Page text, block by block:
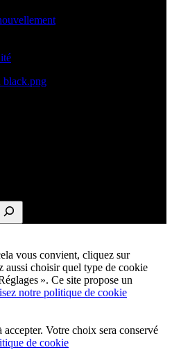
vous convient, cliquez sur
aussi choisir quel type de cookie
». Ce site propose un
notre politique de cookie
Votre choix sera conservé
de cookie